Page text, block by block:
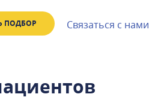
ПОДБОР Связаться с нами